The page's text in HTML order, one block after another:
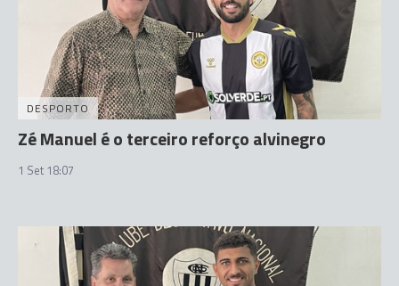
DESPORTO
Zé Manuel é o terceiro reforço alvinegro
1 Set 18:07